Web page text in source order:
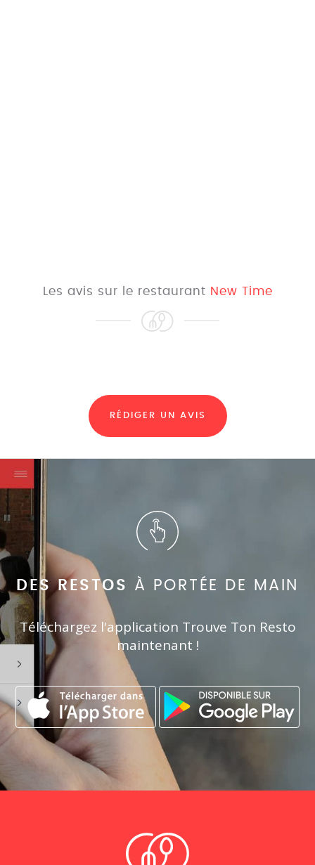
Les avis sur le restaurant New Time
RÉDIGER UN AVIS
DES RESTOS À PORTÉE DE MAIN
Téléchargez l'application Trouve Ton Resto
maintenant !